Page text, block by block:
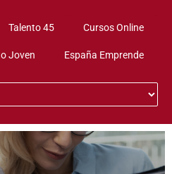
- PLASENCIA
Talento 45 Cursos Online
Joven España Emprende